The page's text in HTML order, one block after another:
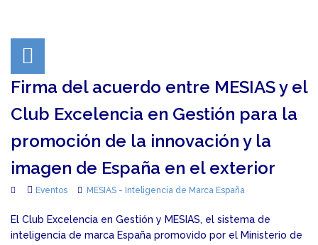
Firma del acuerdo entre MESIAS y el
Club Excelencia en Gestión para la
promoción de la innovación y la
imagen de España en el exterior
Eventos MESIAS - Inteligencia de Marca España
El Club Excelencia en Gestión y MESIAS, el sistema de
inteligencia de marca España promovido por el Ministerio de